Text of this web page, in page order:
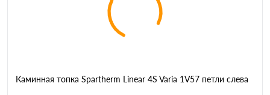
Каминная топка Spartherm Linear 4S Varia 1V57 петли слева